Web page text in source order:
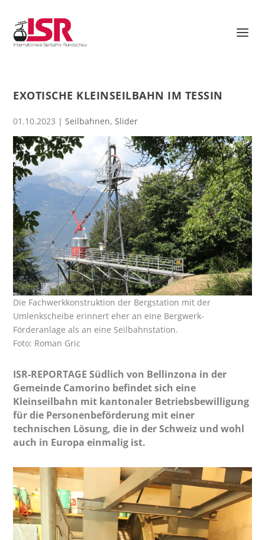
EXOTISCHE KLEINSEILBAHN IM TESSIN
01.10.2023 |Seilbahnen,Slider
Die Fachwerkkonstruktion der Bergstation mit der
Umlenkscheibe erinnert eher an eine Bergwerk-
Förderanlage als an eine Seilbahnstation.
Foto: Roman Gric
ISR-REPORTAGE Südlich von Bellinzona in der
Gemeinde Camorino befindet sich eine
Kleinseilbahn mit kantonaler Betriebsbewilligung
für die Personenbeförderung mit einer
technischen Lösung, die in der Schweiz und wohl
auch in Europa einmalig ist.